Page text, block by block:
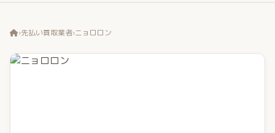
›先払い買取業者›ニョロロン